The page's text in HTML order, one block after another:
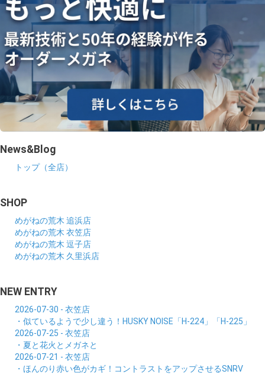
News&Blog
トップ（全店）
SHOP
めがねの荒木 追浜店
めがねの荒木 衣笠店
めがねの荒木 逗子店
めがねの荒木 久里浜店
NEW ENTRY
2026-07-30 - 衣笠店
・似ているようで少し違う！HUSKY NOISE「H-224」「H-225」
2026-07-25 - 衣笠店
・夏と花火とメガネと
2026-07-21 - 衣笠店
・ほんのり赤い色がカギ！コントラストをアップさせるSNRV